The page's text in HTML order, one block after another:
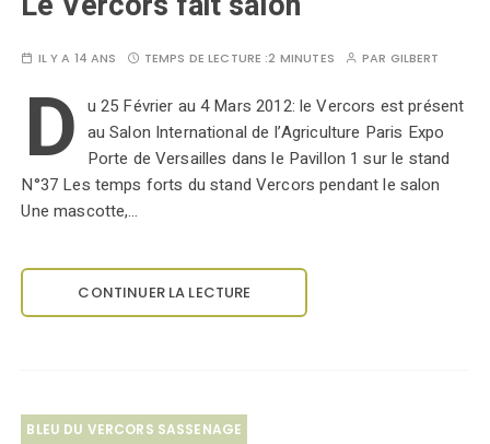
IL Y A 14 ANS TEMPS DE LECTURE :2 MINUTES PAR GILBERT
D u 25 Février au 4 Mars 2012: le Vercors est présent
au Salon International de l’Agriculture Paris Expo
Porte de Versailles dans le Pavillon 1 sur le stand
N°37 Les temps forts du stand Vercors pendant le salon
Une mascotte,…
CONTINUER LA LECTURE
BLEU DU VERCORS SASSENAGE